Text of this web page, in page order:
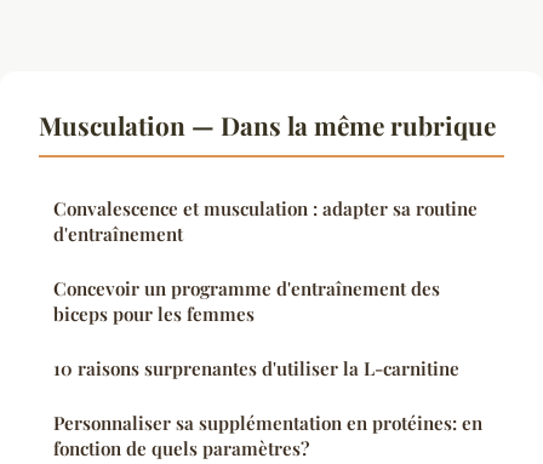
Musculation — Dans la même rubrique
Convalescence et musculation : adapter sa routine
d'entraînement
Concevoir un programme d'entraînement des
biceps pour les femmes
10 raisons surprenantes d'utiliser la L-carnitine
Personnaliser sa supplémentation en protéines: en
fonction de quels paramètres?